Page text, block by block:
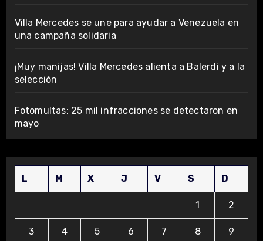
Villa Mercedes se une para ayudar a Venezuela en
una campaña solidaria
¡Muy manijas! Villa Mercedes alienta a Balerdi y a la
selección
Fotomultas: 25 mil infracciones se detectaron en
mayo
L M X J V S D
1 2
3 4 5 6 7 8 9